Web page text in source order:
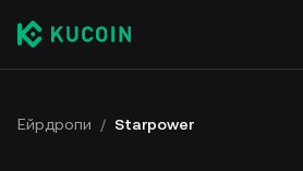
Ейрдропи / Starpower